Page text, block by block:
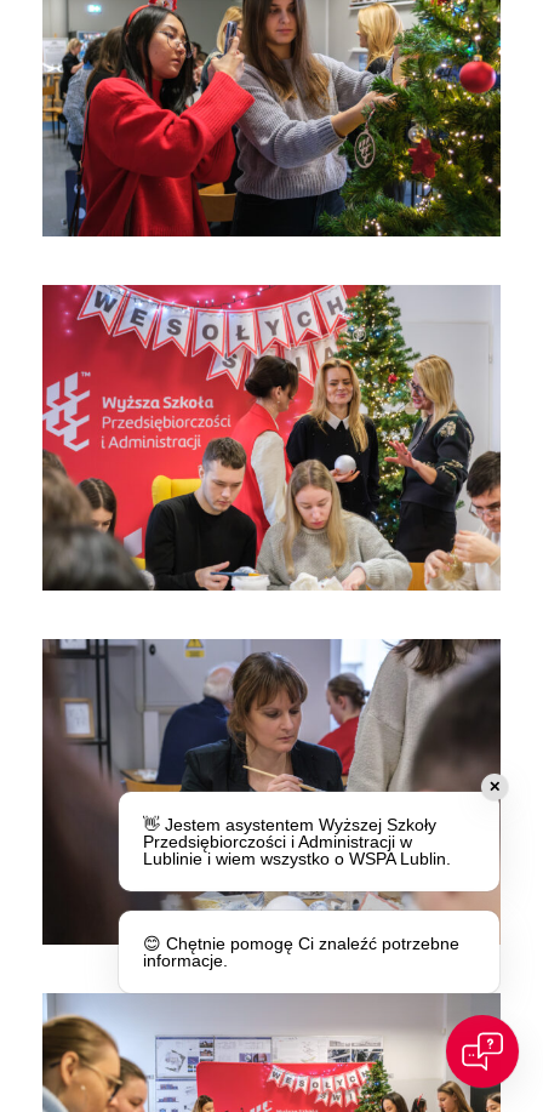
✕
👋 Jestem asystentem Wyższej Szkoły
Przedsiębiorczości i Administracji w
Lublinie i wiem wszystko o WSPA Lublin.
😊 Chętnie pomogę Ci znaleźć potrzebne
informacje.